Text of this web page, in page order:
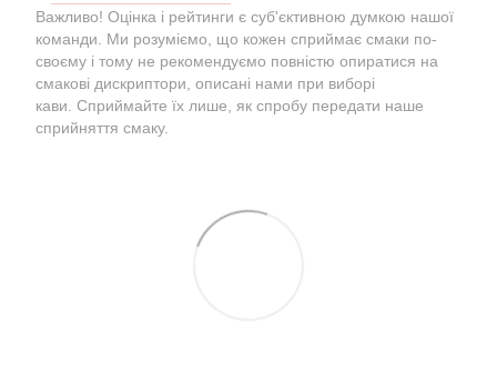
Важливо! Оцінка і рейтинги є суб'єктивною думкою нашої
команди. Ми розуміємо, що кожен сприймає смаки по-
своєму і тому не рекомендуємо повністю опиратися на
смакові дискриптори, описані нами при виборі
кави. Сприймайте їх лише, як спробу передати наше
сприйняття смаку.